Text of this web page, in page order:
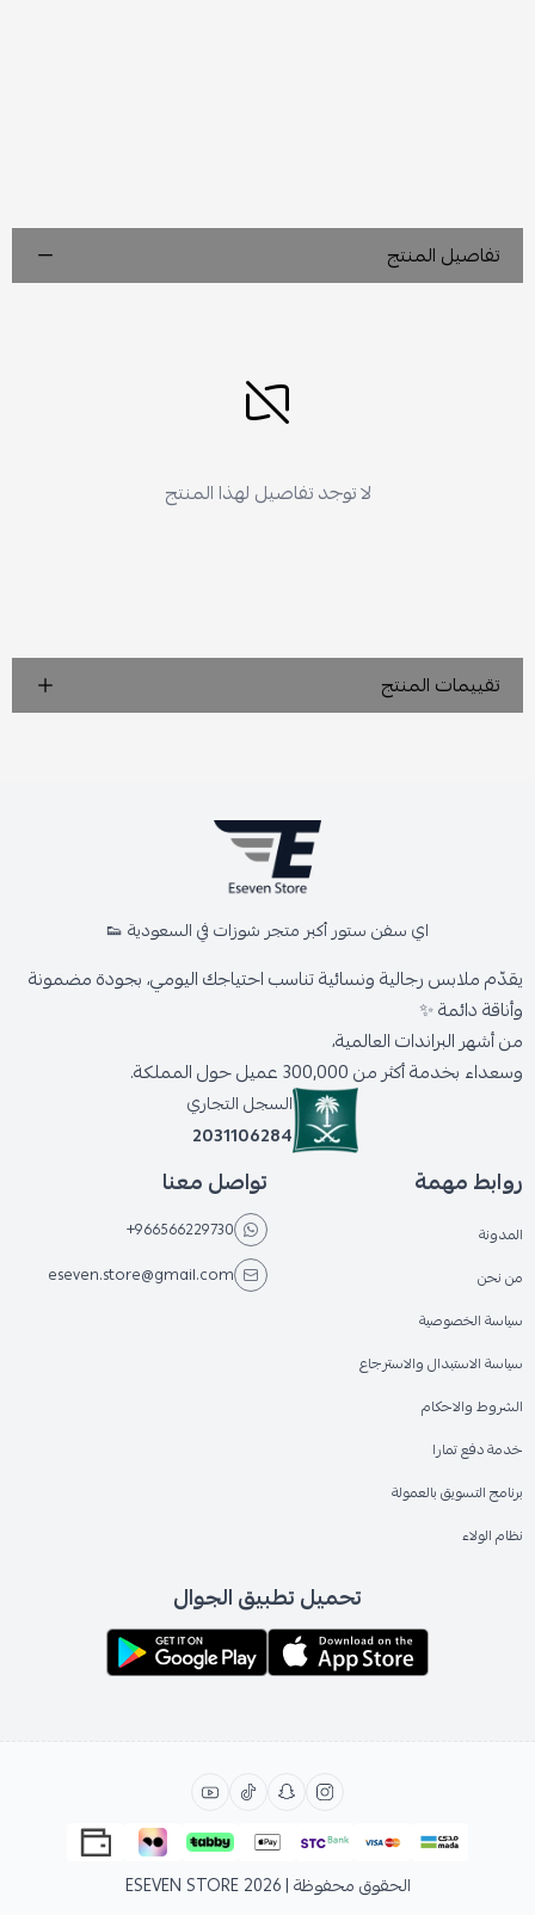
تفاصيل المنتج
لا توجد تفاصيل لهذا المنتج
تقييمات المنتج
اي سفن ستور أكبر متجر شوزات في السعودية 👟
يقدّم ملابس رجالية ونسائية تناسب احتياجك اليومي، بجودة مضمونة
وأناقة دائمة ✨
من أشهر البراندات العالمية،
وسعداء بخدمة أكثر من 300,000 عميل حول المملكة.
السجل التجاري
2031106284
روابط مهمة
المدونة
من نحن
سياسة الخصوصية
سياسة الاستبدال والاسترجاع
الشروط والاحكام
خدمة دفع تمارا
برنامج التسويق بالعمولة
نظام الولاء
تواصل معنا
+966566229730
eseven.store@gmail.com
تحميل تطبيق الجوال
الحقوق محفوظة | 2026 ESEVEN STORE